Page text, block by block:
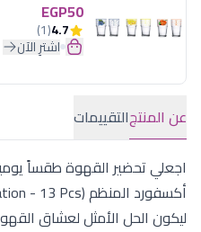
EGP50
4.7
(1)
اشترِ الآن
عن المنتجالتقييمات
اجعلي تحضير القهوة طقساً
ليكون الحل الأمثل لعشاق